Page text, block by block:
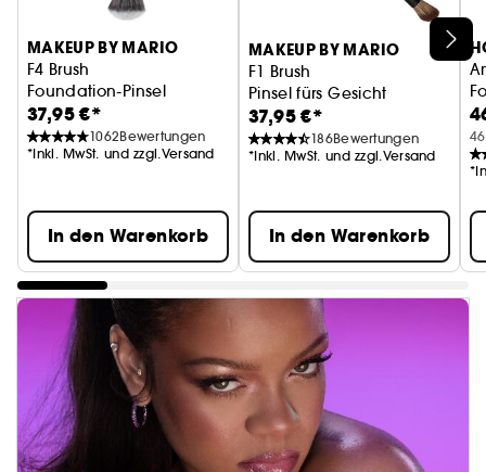
MAKEUP BY MARIO
F4 Brush
Foundation-Pinsel
37,95 €*
1062Bewertungen
*Inkl. MwSt. und zzgl.Versand
In den Warenkorb
MAKEUP BY MARIO
F1 Brush
Pinsel fürs Gesicht
37,95 €*
186Bewertungen
*Inkl. MwSt. und zzgl.Versand
In den Warenkorb